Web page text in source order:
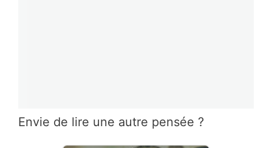
Envie de lire une autre pensée ?